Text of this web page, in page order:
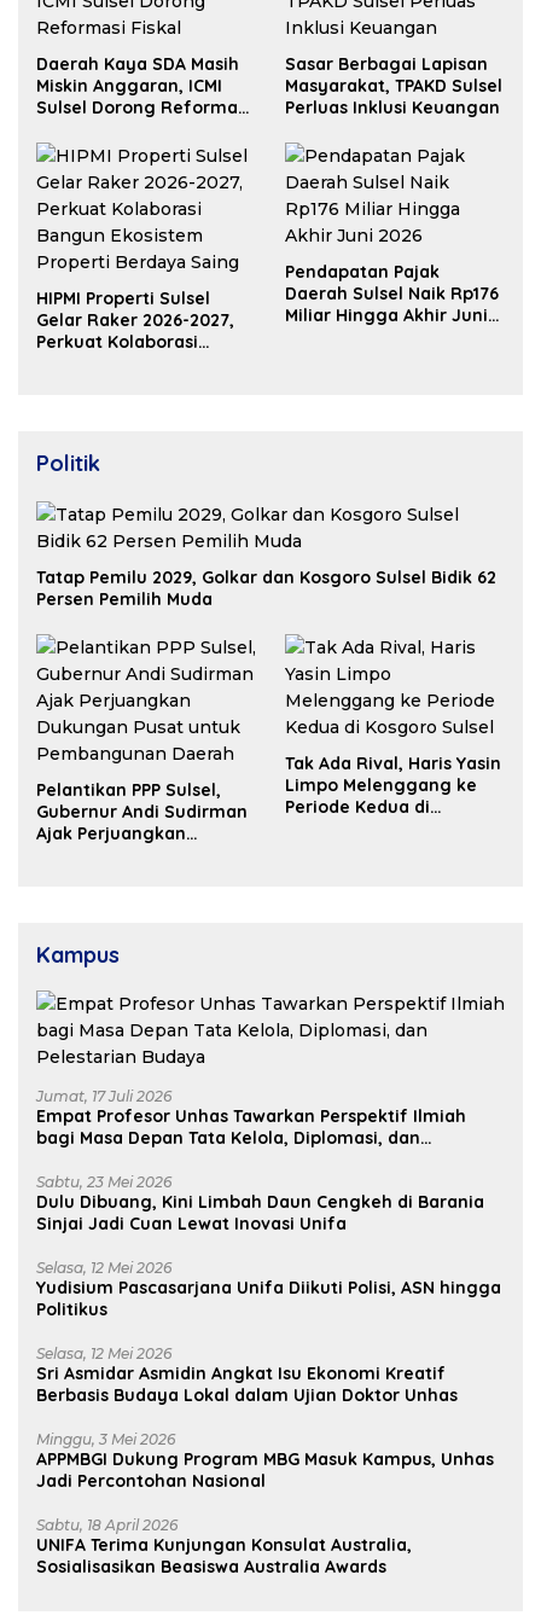
Daerah Kaya SDA Masih
Miskin Anggaran, ICMI
Sulsel Dorong Reformasi
Sasar Berbagai Lapisan
Masyarakat, TPAKD Sulsel
Perluas Inklusi Keuangan
HIPMI Properti Sulsel
Gelar Raker 2026-2027,
Perkuat Kolaborasi
Pendapatan Pajak
Daerah Sulsel Naik Rp176
Miliar Hingga Akhir Juni
Politik
Tatap Pemilu 2029, Golkar dan Kosgoro Sulsel Bidik 62
Persen Pemilih Muda
Pelantikan PPP Sulsel,
Gubernur Andi Sudirman
Ajak Perjuangkan
Tak Ada Rival, Haris Yasin
Limpo Melenggang ke
Periode Kedua di
Kampus
Jumat, 17 Juli 2026
Empat Profesor Unhas Tawarkan Perspektif Ilmiah
bagi Masa Depan Tata Kelola, Diplomasi, dan
Sabtu, 23 Mei 2026
Dulu Dibuang, Kini Limbah Daun Cengkeh di Barania
Sinjai Jadi Cuan Lewat Inovasi Unifa
Selasa, 12 Mei 2026
Yudisium Pascasarjana Unifa Diikuti Polisi, ASN hingga
Politikus
Selasa, 12 Mei 2026
Sri Asmidar Asmidin Angkat Isu Ekonomi Kreatif
Berbasis Budaya Lokal dalam Ujian Doktor Unhas
Minggu, 3 Mei 2026
APPMBGI Dukung Program MBG Masuk Kampus, Unhas
Jadi Percontohan Nasional
Sabtu, 18 April 2026
UNIFA Terima Kunjungan Konsulat Australia,
Sosialisasikan Beasiswa Australia Awards